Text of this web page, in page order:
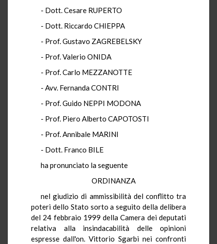
- Dott. Cesare RUPERTO
- Dott. Riccardo CHIEPPA
- Prof. Gustavo ZAGREBELSKY
- Prof. Valerio ONIDA
- Prof. Carlo MEZZANOTTE
- Avv. Fernanda CONTRI
- Prof. Guido NEPPI MODONA
- Prof. Piero Alberto CAPOTOSTI
- Prof. Annibale MARINI
- Dott. Franco BILE
ha pronunciato la seguente
ORDINANZA
nel giudizio di ammissibilità del conflitto tra
poteri dello Stato sorto a seguito della delibera
del 24 febbraio 1999 della Camera dei deputati
relativa alla insindacabilità delle opinioni
espresse dall'on. Vittorio Sgarbi nei confronti